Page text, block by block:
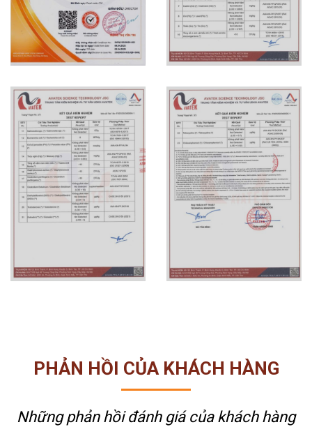
PHẢN HỒI CỦA KHÁCH HÀNG
Những phản hồi đánh giá của khách hàng